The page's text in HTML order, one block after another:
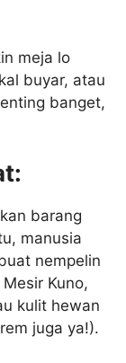
meja lo
buyar, atau
banget,
barang
manusia
nempelin
Kuno,
kulit hewan
juga ya!).